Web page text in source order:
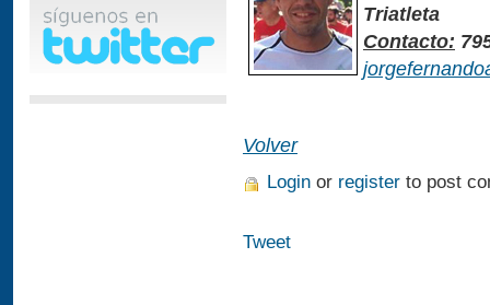
Triatleta
Contacto:
Volver
Login or register to post
Tweet